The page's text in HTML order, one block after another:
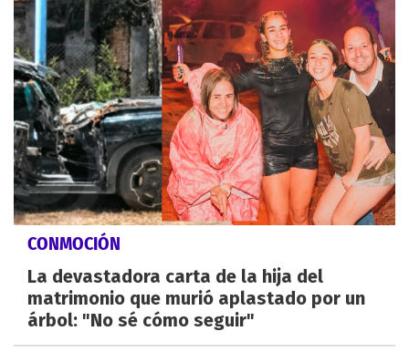
CONMOCIÓN
La devastadora carta de la hija del
matrimonio que murió aplastado por un
árbol: "No sé cómo seguir"